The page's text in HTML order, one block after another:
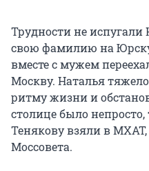
Трудности не
свою фамилию на
вместе с мужем
Москву. Наталья
ритму жизни и
столице было
Тенякову взяли в
Моссовета.